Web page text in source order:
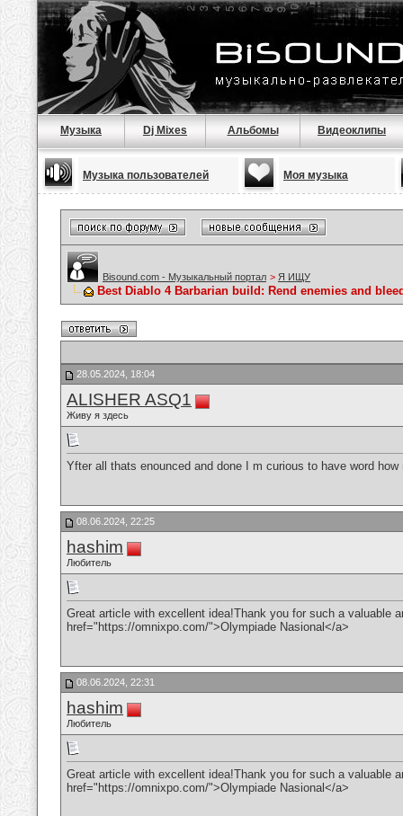
Музыка Dj Mixes Альбомы Видеоклипы
Музыка пользователей Моя музыка
Bisound.com - Музыкальный портал > Я ИЩУ
Best Diablo 4 Barbarian build: Rend enemies and
28.05.2024, 18:04
ALISHER ASQ1
Живу я здесь
Yfter all thats enounced and done I m curious to have word
08.06.2024, 22:25
hashim
Любитель
Great article with excellent idea!Thank you for such a valuable
href="https://omnixpo.com/">Olympiade Nasional</a>
08.06.2024, 22:31
hashim
Любитель
Great article with excellent idea!Thank you for such a valuable
href="https://omnixpo.com/">Olympiade Nasional</a>